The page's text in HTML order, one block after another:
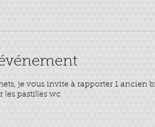
je vous invite à rapporter 1 ancien
les pastilles wc